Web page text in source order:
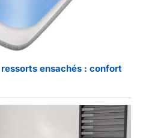
ensachés : confort